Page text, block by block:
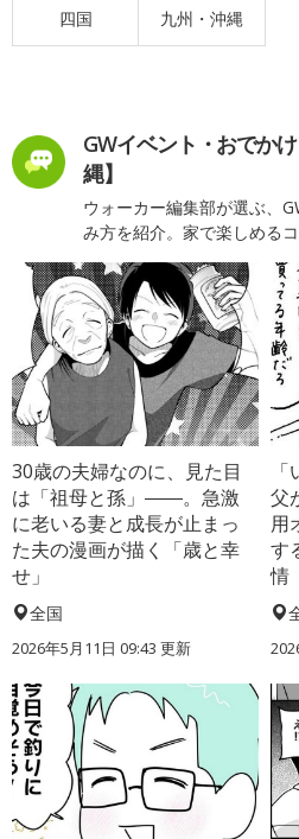
四国 九州・沖縄
GWイベント・おでか
縄】
ウォーカー編集部が選ぶ、
み方を紹介。家で楽しめる
30歳の夫婦なのに、見た目
は「祖母と孫」――。急激
に老いる妻と成長が止まっ
た夫の漫画が描く「歳と幸
せ」
全国
2026年5月11日 09:43 更新
父
用
す
情